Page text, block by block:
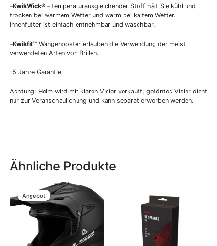
–KwikWick® – temperaturausgleichender Stoff hält Sie kühl und
trocken bei warmem Wetter und warm bei kaltem Wetter.
Innenfutter ist einfach entnehmbar und waschbar.
–Kwikfit™ Wangenposter erlauben die Verwendung der meist
verwendeten Arten von Brillen.
-5 Jahre Garantie
Achtung: Helm wird mit klaren Visier verkauft, getöntes Visier dient
nur zur Veranschaulichung und kann separat erworben werden.
Ähnliche Produkte
Angebot!
Angebot!
Ursprünglicher
Preis
war:
109,99 €
Aktueller
Preis
ist:
99,00 €.
Dieses
Produkt
weist
mehrere
auf.
Die